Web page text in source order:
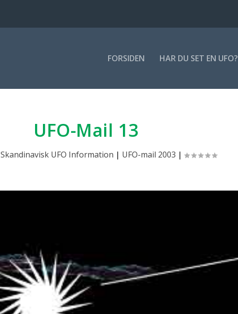
FOR­SI­DEN HAR DU SET EN UFO?
UFO-Mail 13
Skandinavisk UFO Information | UFO-mail 2003 |